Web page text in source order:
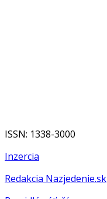
ISSN: 1338-3000
Inzercia
Redakcia Nazjedenie.sk